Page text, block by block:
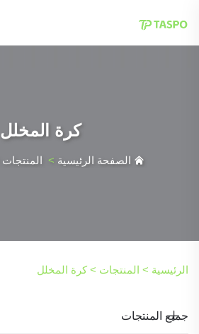
كرة المخلل
الصفحة الرئيسية > المنتجات
الرئيسية > المنتجات > كرة المخلل
جميع المنتجات